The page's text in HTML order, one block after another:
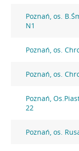
Poznań, os.
N1
Poznań, os.
Poznań, os.
Poznań,
22
Poznań, os.